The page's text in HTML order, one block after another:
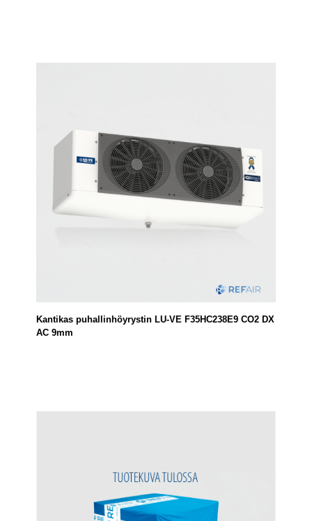
Kantikas puhallinhöyrystin LU-VE F35HC238E9 CO2 DX
AC 9mm